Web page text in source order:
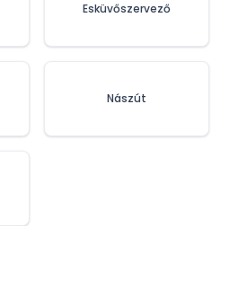
Esküvőszervező
Nászút